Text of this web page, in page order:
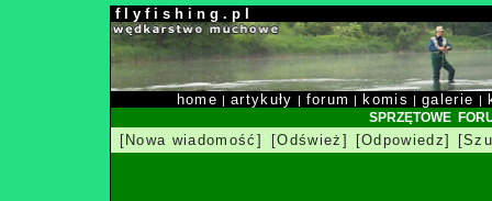
f l y f i s h i n g . p l
home |artykuły | forum | komis |galerie |
SPRZĘTOWE
[Nowa wiadomość] [Odśwież] [Odpowiedz]